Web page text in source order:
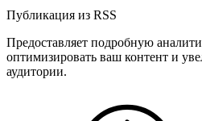
Публикация из RSS
Предоставляет подробную
оптимизировать ваш контент и
аудитории.